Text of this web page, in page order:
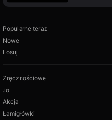
Popularne teraz
Nowe
Losuj
Zręcznościowe
.io
Akcja
Łamigłówki